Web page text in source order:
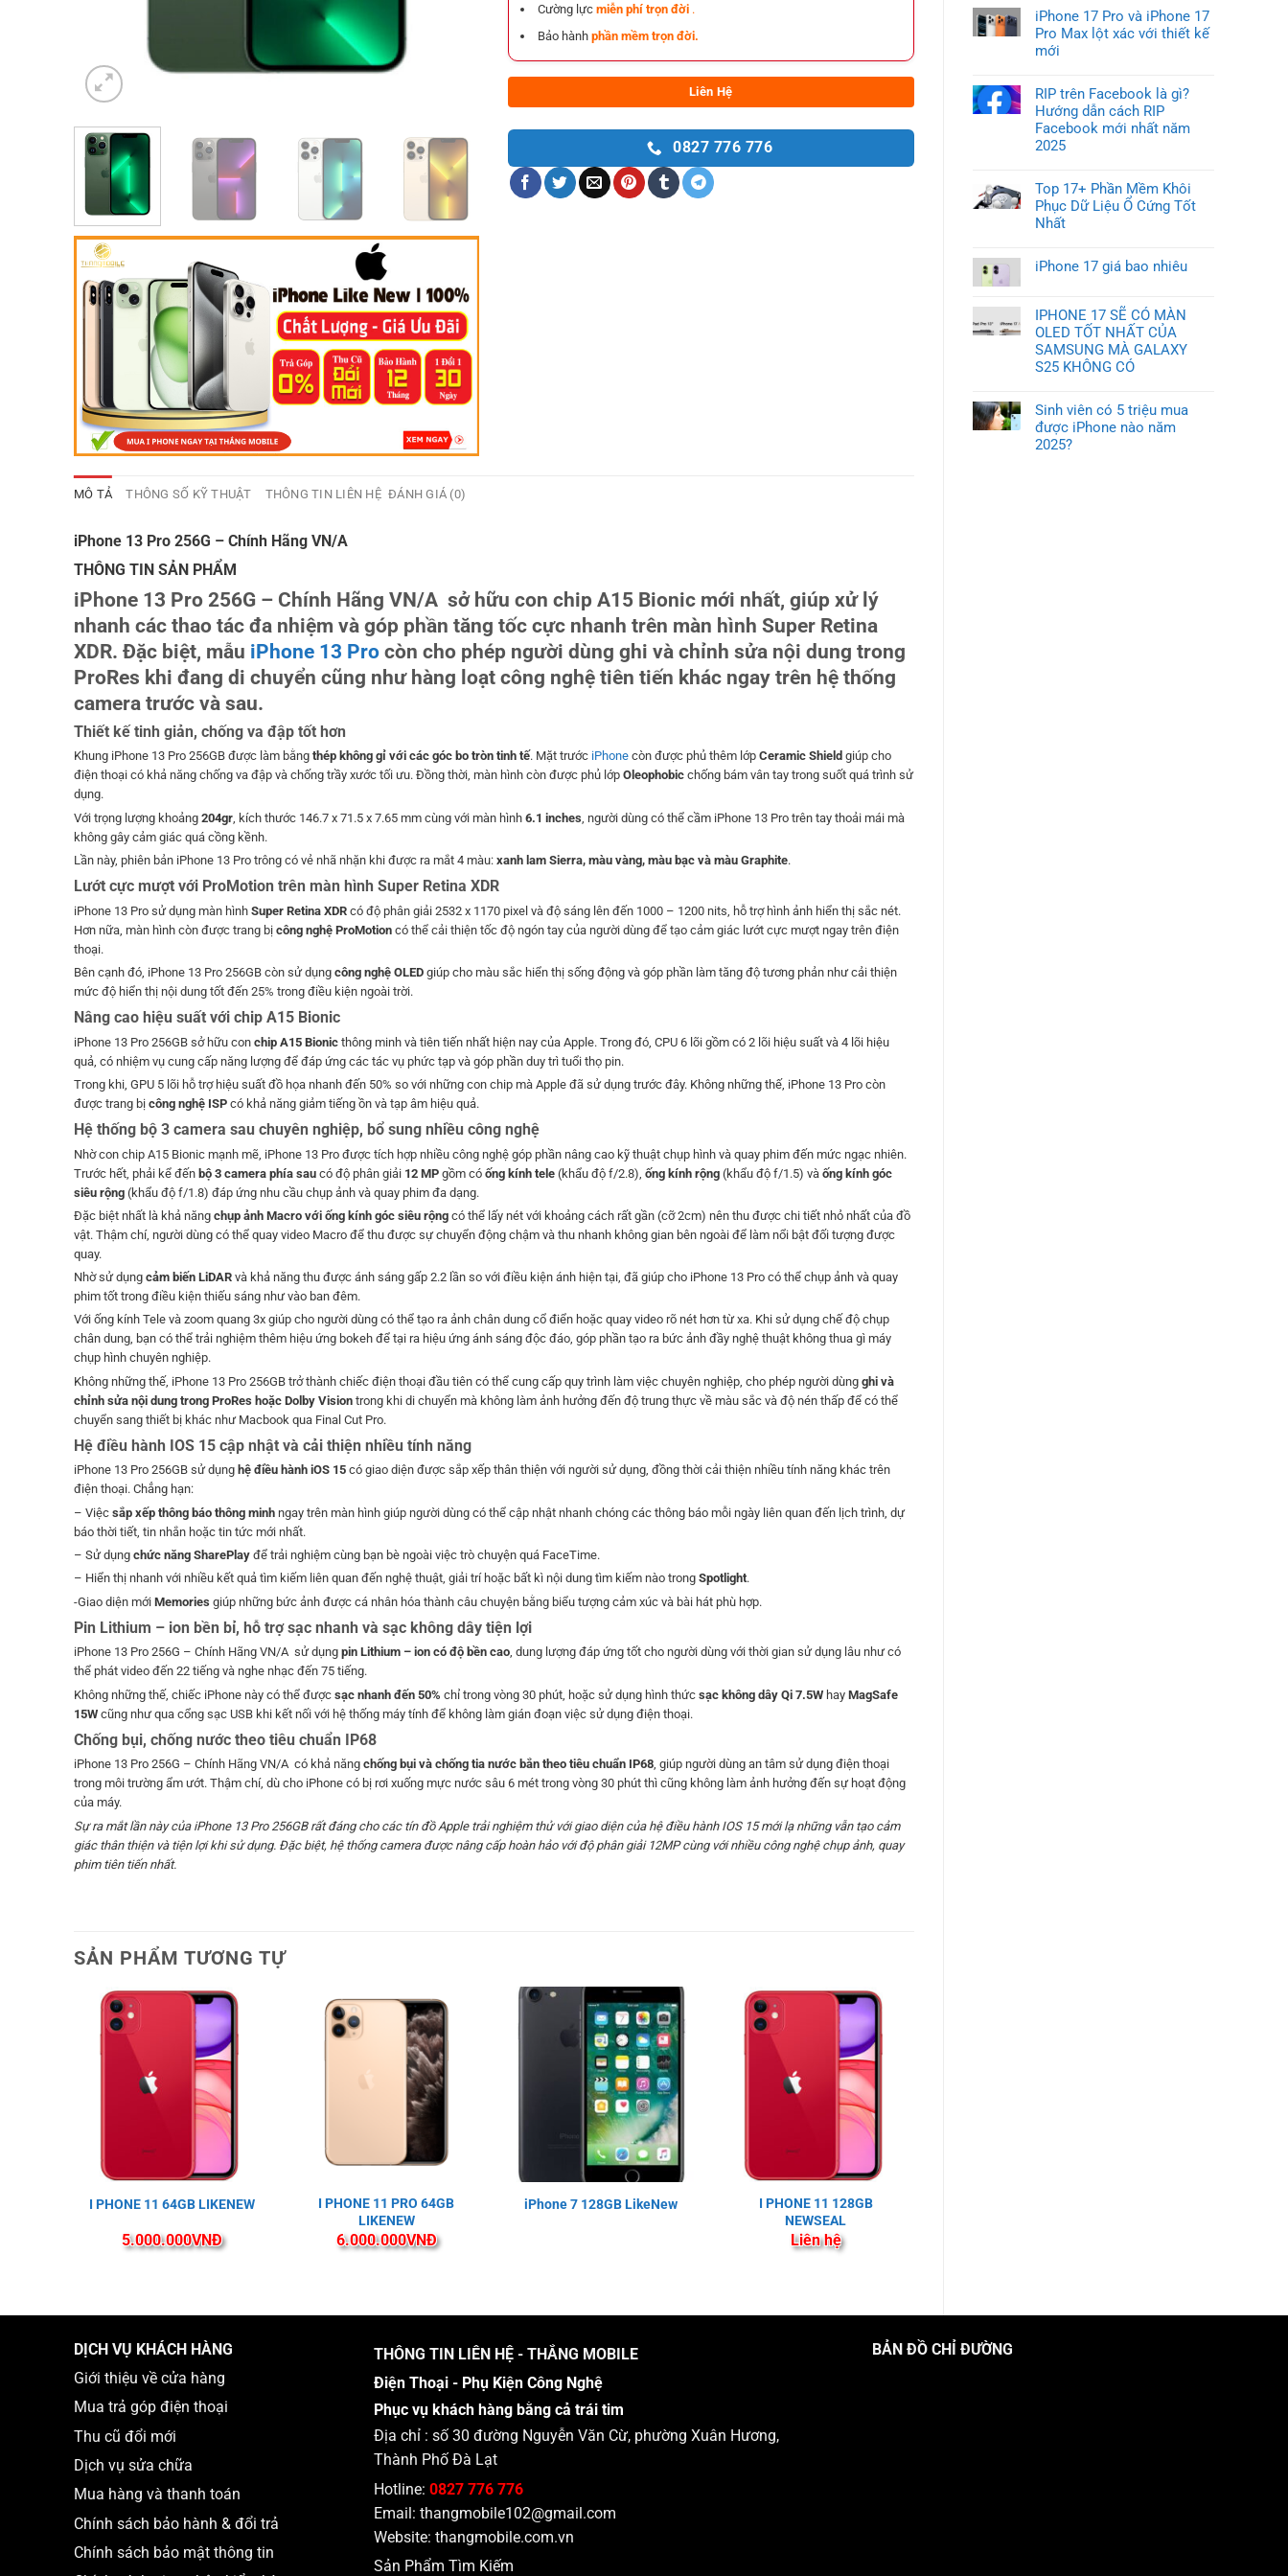
iPhone 17 Pro và iPhone 17
Pro Max lột xác với thiết kế
mới
RIP trên Facebook là gì?
Hướng dẫn cách RIP
Facebook mới nhất năm
2025
Top 17+ Phần Mềm Khôi
Phục Dữ Liệu Ổ Cứng Tốt
Nhất
iPhone 17 giá bao nhiêu
IPHONE 17 SẼ CÓ MÀN
OLED TỐT NHẤT CỦA
SAMSUNG MÀ GALAXY
S25 KHÔNG CÓ
Sinh viên có 5 triệu mua
được iPhone nào năm
2025?
Cường lựcmiễn phí trọn đời .
Bảo hànhphần mềm trọn đời.
Liên Hệ
0827 776 776
MÔ TẢ ĐÁNH GIÁ (0)
THÔNG SỐ KỸ THUẬT THÔNG TIN LIÊN HỆ
iPhone 13 Pro 256G – Chính Hãng VN/A
THÔNG TIN SẢN PHẨM
iPhone 13 Pro 256G – Chính Hãng VN/A sở hữu con chip A15 Bionic mới nhất, giúp xử lý
nhanh các thao tác đa nhiệm và góp phần tăng tốc cực nhanh trên màn hình Super Retina
XDR. Đặc biệt, mẫu iPhone 13 Pro còn cho phép người dùng ghi và chỉnh sửa nội dung trong
ProRes khi đang di chuyển cũng như hàng loạt công nghệ tiên tiến khác ngay trên hệ thống
camera trước và sau.
Thiết kế tinh giản, chống va đập tốt hơn
Khung iPhone 13 Pro 256GB được làm bằng thép không gỉ với các góc bo tròn tinh tế. Mặt trước iPhone còn được phủ thêm lớp Ceramic Shield giúp cho
điện thoại có khả năng chống va đập và chống trầy xước tối ưu. Đồng thời, màn hình còn được phủ lớp Oleophobic chống bám vân tay trong suốt quá trình sử
dụng.
Với trọng lượng khoảng 204gr , kích thước 146.7 x 71.5 x 7.65 mm cùng với màn hình 6.1 inches , người dùng có thể cầm iPhone 13 Pro trên tay thoải mái mà
không gây cảm giác quá cồng kềnh.
Lần này, phiên bản iPhone 13 Pro trông có vẻ nhã nhặn khi được ra mắt 4 màu: xanh lam Sierra, màu vàng, màu bạc và màu Graphite.
Lướt cực mượt với ProMotion trên màn hình Super Retina XDR
iPhone 13 Pro sử dụng màn hình Super Retina XDR có độ phân giải 2532 x 1170 pixel và độ sáng lên đến 1000 – 1200 nits, hỗ trợ hình ảnh hiển thị sắc nét.
Hơn nữa, màn hình còn được trang bị công nghệ ProMotion có thể cải thiện tốc độ ngón tay của người dùng để tạo cảm giác lướt cực mượt ngay trên điện
thoại.
Bên cạnh đó, iPhone 13 Pro 256GB còn sử dụng công nghệ OLED giúp cho màu sắc hiển thị sống động và góp phần làm tăng độ tương phản như cải thiện
mức độ hiển thị nội dung tốt đến 25% trong điều kiện ngoài trời.
Nâng cao hiệu suất với chip A15 Bionic
iPhone 13 Pro 256GB sở hữu con chip A15 Bionic thông minh và tiên tiến nhất hiện nay của Apple. Trong đó, CPU 6 lõi gồm có 2 lõi hiệu suất và 4 lõi hiệu
quả, có nhiệm vụ cung cấp năng lượng để đáp ứng các tác vụ phức tạp và góp phần duy trì tuổi thọ pin.
Trong khi, GPU 5 lõi hỗ trợ hiệu suất đồ họa nhanh đến 50% so với những con chip mà Apple đã sử dụng trước đây. Không những thế, iPhone 13 Pro còn
được trang bị công nghệ ISP có khả năng giảm tiếng ồn và tạp âm hiệu quả.
Hệ thống bộ 3 camera sau chuyên nghiệp, bổ sung nhiều công nghệ
Nhờ con chip A15 Bionic mạnh mẽ, iPhone 13 Pro được tích hợp nhiều công nghệ góp phần nâng cao kỹ thuật chụp hình và quay phim đến mức ngạc nhiên.
Trước hết, phải kể đến bộ 3 camera phía sau có độ phân giải 12 MP gồm có ống kính tele (khẩu độ f/2.8), ống kính rộng (khẩu độ f/1.5) và ống kính góc
siêu rộng (khẩu độ f/1.8) đáp ứng nhu cầu chụp ảnh và quay phim đa dạng.
Đặc biệt nhất là khả năng chụp ảnh Macro với ống kính góc siêu rộng có thể lấy nét với khoảng cách rất gần (cỡ 2cm) nên thu được chi tiết nhỏ nhất của đồ
vật. Thậm chí, người dùng có thể quay video Macro để thu được sự chuyển động chậm và thu nhanh không gian bên ngoài để làm nổi bật đối tượng được
quay.
Nhờ sử dụng cảm biến LiDAR và khả năng thu được ánh sáng gấp 2.2 lần so với điều kiện ánh hiện tại, đã giúp cho iPhone 13 Pro có thể chụp ảnh và quay
phim tốt trong điều kiện thiếu sáng như vào ban đêm.
Với ống kính Tele và zoom quang 3x giúp cho người dùng có thể tạo ra ảnh chân dung cổ điển hoặc quay video rõ nét hơn từ xa. Khi sử dụng chế độ chụp
chân dung, bạn có thể trải nghiệm thêm hiệu ứng bokeh để tại ra hiệu ứng ánh sáng độc đáo, góp phần tạo ra bức ảnh đầy nghệ thuật không thua gì máy
chụp hình chuyên nghiệp.
Không những thế, iPhone 13 Pro 256GB trở thành chiếc điện thoại đầu tiên có thể cung cấp quy trình làm việc chuyên nghiệp, cho phép người dùng ghi và
chỉnh sửa nội dung trong ProRes hoặc Dolby Vision trong khi di chuyển mà không làm ảnh hưởng đến độ trung thực về màu sắc và độ nén thấp để có thể
chuyển sang thiết bị khác như Macbook qua Final Cut Pro.
Hệ điều hành IOS 15 cập nhật và cải thiện nhiều tính năng
iPhone 13 Pro 256GB sử dụng hệ điều hành iOS 15 có giao diện được sắp xếp thân thiện với người sử dụng, đồng thời cải thiện nhiều tính năng khác trên
điện thoại. Chẳng hạn:
– Việc sắp xếp thông báo thông minh ngay trên màn hình giúp người dùng có thể cập nhật nhanh chóng các thông báo mỗi ngày liên quan đến lịch trình, dự
báo thời tiết, tin nhắn hoặc tin tức mới nhất.
– Sử dụng chức năng SharePlay để trải nghiệm cùng bạn bè ngoài việc trò chuyện quá FaceTime.
– Hiển thị nhanh với nhiều kết quả tìm kiếm liên quan đến nghệ thuật, giải trí hoặc bất kì nội dung tìm kiếm nào trong Spotlight.
-Giao diện mới Memories giúp những bức ảnh được cá nhân hóa thành câu chuyện bằng biểu tượng cảm xúc và bài hát phù hợp.
Pin Lithium – ion bền bỉ, hỗ trợ sạc nhanh và sạc không dây tiện lợi
iPhone 13 Pro 256G – Chính Hãng VN/A sử dụng pin Lithium – ion có độ bền cao, dung lượng đáp ứng tốt cho người dùng với thời gian sử dụng lâu như có
thể phát video đến 22 tiếng và nghe nhạc đến 75 tiếng.
Không những thế, chiếc iPhone này có thể được sạc nhanh đến 50% chỉ trong vòng 30 phút, hoặc sử dụng hình thức sạc không dây Qi 7.5W hay MagSafe
15W cũng như qua cổng sạc USB khi kết nối với hệ thống máy tính để không làm gián đoạn việc sử dụng điện thoại.
Chống bụi, chống nước theo tiêu chuẩn IP68
iPhone 13 Pro 256G – Chính Hãng VN/A có khả năng chống bụi và chống tia nước bắn theo tiêu chuẩn IP68, giúp người dùng an tâm sử dụng điện thoại
trong môi trường ẩm ướt. Thậm chí, dù cho iPhone có bị rơi xuống mực nước sâu 6 mét trong vòng 30 phút thì cũng không làm ảnh hưởng đến sự hoạt động
của máy.
Sự ra mắt lần này của iPhone 13 Pro 256GB rất đáng cho các tín đồ Apple trải nghiệm thử với giao diện của hệ điều hành IOS 15 mới lạ những vẫn tạo cảm
giác thân thiện và tiện lợi khi sử dụng. Đặc biệt, hệ thống camera được nâng cấp hoàn hảo với độ phân giải 12MP cùng với nhiều công nghệ chụp ảnh, quay
phim tiên tiến nhất.
SẢN PHẨM TƯƠNG TỰ
I PHONE 11 64GB LIKENEW
5.000.000VNĐ
I PHONE 11 PRO 64GB
LIKENEW
6.000.000VNĐ
iPhone 7 128GB LikeNew
I PHONE 11 128GB
NEWSEAL
Liên hệ
DỊCH VỤ KHÁCH HÀNG
Giới thiệu về cửa hàng
Mua trả góp điện thoại
Thu cũ đổi mới
Dịch vụ sửa chữa
Mua hàng và thanh toán
Chính sách bảo hành & đổi trả
Chính sách bảo mật thông tin
THÔNG TIN LIÊN HỆ - THẮNG MOBILE
Điện Thoại - Phụ Kiện Công Nghệ
Phục vụ khách hàng bằng cả trái tim
Địa chỉ : số 30 đường Nguyễn Văn Cừ, phường Xuân Hương,
Thành Phố Đà Lạt
Hotline: 0827 776 776
Email: thangmobile102@gmail.com
Website: thangmobile.com.vn
Sản Phẩm Tìm Kiếm
BẢN ĐỒ CHỈ ĐƯỜNG